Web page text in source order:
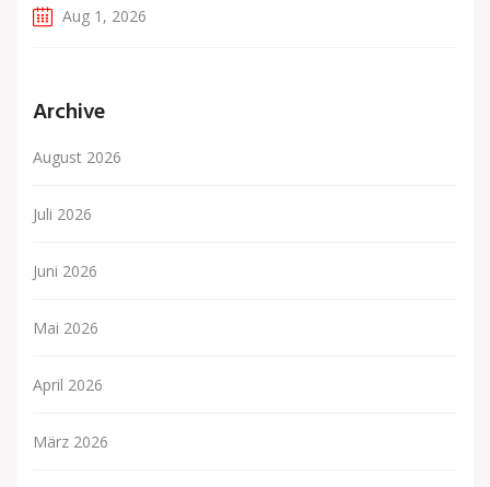
Aug 1, 2026
Archive
August 2026
Juli 2026
Juni 2026
Mai 2026
April 2026
März 2026